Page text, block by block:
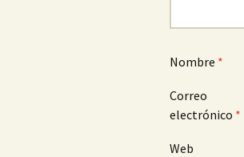
Nombre *
Correo
electrónico *
Web